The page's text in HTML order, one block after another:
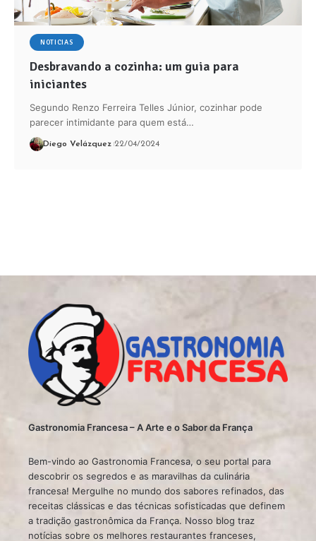
NOTICIAS
Desbravando a cozinha: um guia para
iniciantes
Segundo Renzo Ferreira Telles Júnior, cozinhar pode
parecer intimidante para quem está…
Diego Velázquez 22/04/2024
Gastronomia Francesa – A Arte e o Sabor da França
Bem-vindo ao Gastronomia Francesa, o seu portal para
descobrir os segredos e as maravilhas da culinária
francesa! Mergulhe no mundo dos sabores refinados, das
receitas clássicas e das técnicas sofisticadas que definem
a tradição gastronômica da França. Nosso blog traz
notícias sobre os melhores restaurantes franceses,